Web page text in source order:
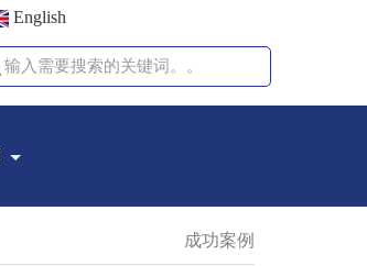
English
成功案例